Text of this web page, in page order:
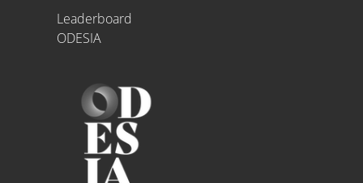
Leaderboard
ODESIA